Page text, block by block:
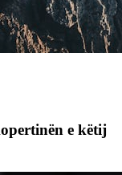
e këtij